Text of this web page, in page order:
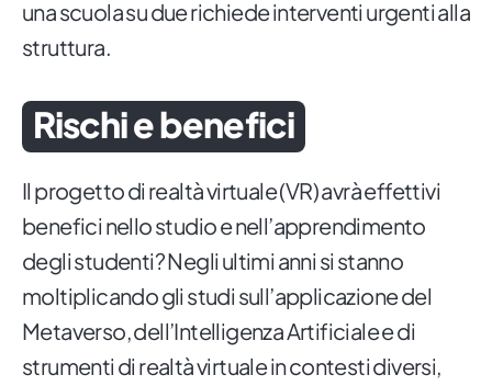
una scuola su due richiede interventi urgenti alla
struttura.
Rischi e benefici
Il progetto di realtà virtuale (VR) avrà effettivi
benefici nello studio e nell’apprendimento
degli studenti? Negli ultimi anni si stanno
moltiplicando gli studi sull’applicazione del
Metaverso, dell’Intelligenza Artificiale e di
strumenti di realtà virtuale in contesti diversi,